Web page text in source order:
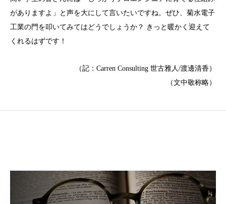
がありますよ」と声を大にして言いたいですね。ぜひ、菊水電子
工業の門を叩いてみてはどうでしょうか？ きっと暖かく迎えて
くれるはずです！
（記：Carren Consulting 世古雅人/渡邊清香）
（文中敬称略）